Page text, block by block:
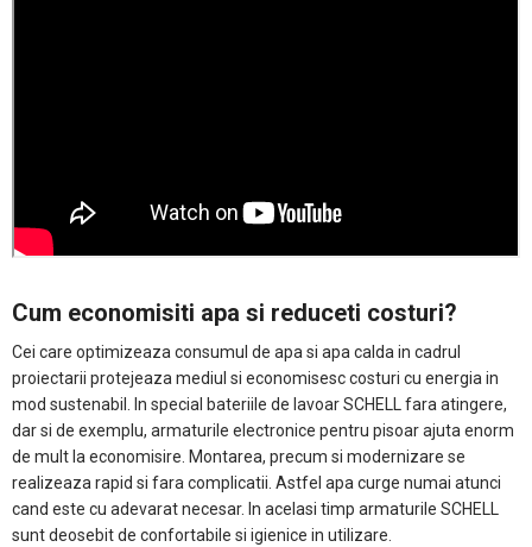
Cum economisiti apa si reduceti costuri?
Cei care optimizeaza consumul de apa si apa calda in cadrul
proiectarii protejeaza mediul si economisesc costuri cu energia in
mod sustenabil. In special bateriile de lavoar SCHELL fara atingere,
dar si de exemplu, armaturile electronice pentru pisoar ajuta enorm
de mult la economisire. Montarea, precum si modernizare se
realizeaza rapid si fara complicatii. Astfel apa curge numai atunci
cand este cu adevarat necesar. In acelasi timp armaturile SCHELL
sunt deosebit de confortabile si igienice in utilizare.